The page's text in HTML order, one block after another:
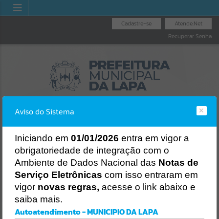
Atende.Net
Cadastre-se
Recuperar Senha
OUVIDORIA GERAL
DO MUNICÍPIO
LICITAÇÕES
NOTA FISCAL
ELETRÔNICA
Aviso do Sistema
Iniciando em 01/01/2026 entra em vigor a
obrigatoriedade de integração com o
Ambiente de Dados Nacional das Notas de
Serviço Eletrônicas com isso entraram em
vigor novas regras, acesse o link abaixo e
saiba mais.
Autoatendimento - MUNICIPIO DA LAPA
Erro
SISTEMA
Gerenciamento do Sistema
Uncaught SyntaxError: Unexpected token '('